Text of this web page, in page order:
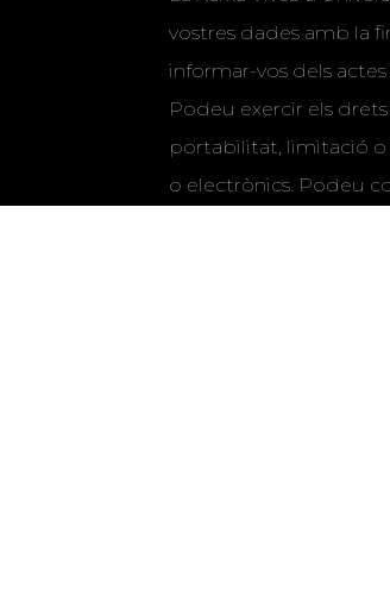
vostres dades amb la
informar-vos dels
Podeu exercir els drets
portabilitat, limitació o
o electrònics. Podeu